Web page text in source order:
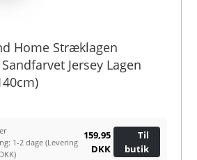
Home Stræklagen
Jersey Lagen
1-2 dage(Levering
159,95
DKK
Til
butik